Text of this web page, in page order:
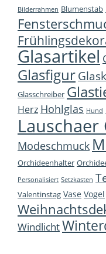
Bilderrahmen Blumenstab
Glasartikel
Glasfigur
Glasschreiber
Herz Hohlglas Hund
Lauschaer
Modeschmuck
Orchideenhalter
Personalisiert Setzkasten
Valentinstag Vase Vogel
Windlicht